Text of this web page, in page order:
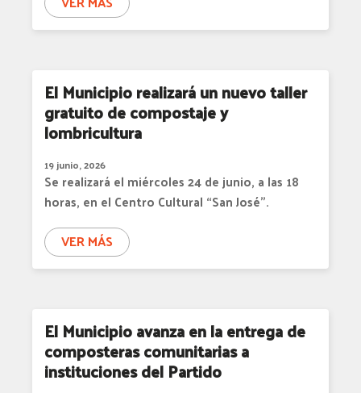
El Municipio realizará un nuevo taller
gratuito de compostaje y
lombricultura
19 junio, 2026
Se realizará el miércoles 24 de junio, a las 18
horas, en el Centro Cultural “San José”.
VER MÁS
El Municipio avanza en la entrega de
composteras comunitarias a
instituciones del Partido